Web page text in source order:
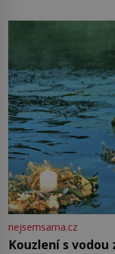
milostpaní. Stačí
množství růžového
Vezme do ruky
nejsemsama.cz
Kouzlení s